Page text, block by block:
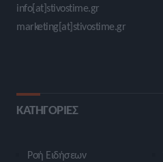
info[at]stivostime.gr
marketing[at]stivostime.gr
ΚΑΤΗΓΟΡΙΕΣ
Ροή Ειδήσεων